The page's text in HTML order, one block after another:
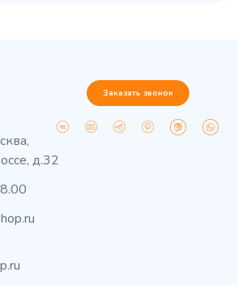
д.32
Заказать звонок